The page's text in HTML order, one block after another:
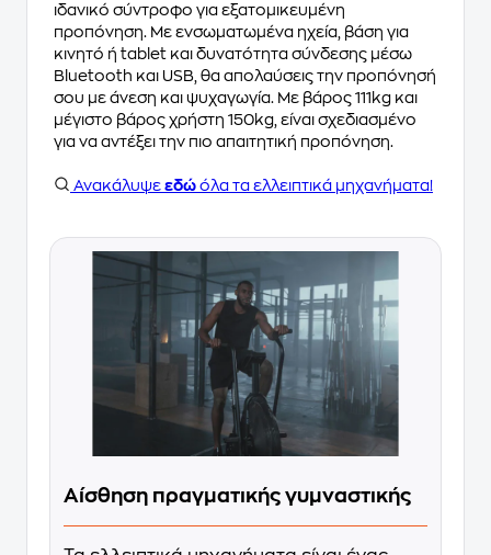
ιδανικό σύντροφο για εξατομικευμένη
προπόνηση. Με ενσωματωμένα ηχεία, βάση για
κινητό ή tablet και δυνατότητα σύνδεσης μέσω
Bluetooth και USB, θα απολαύσεις την προπόνησή
σου με άνεση και ψυχαγωγία. Με βάρος 111kg και
μέγιστο βάρος χρήστη 150kg, είναι σχεδιασμένο
για να αντέξει την πιο απαιτητική προπόνηση.
Ανακάλυψε εδώ όλα τα ελλειπτικά μηχανήματα!
Αίσθηση πραγματικής γυμναστικής